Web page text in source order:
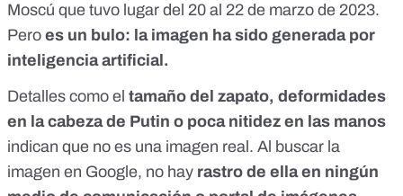
Moscú que tuvo lugar del 20 al 22 de marzo de 2023.
Pero es un bulo: la imagen ha sido generada por
inteligencia artificial.
Detalles como el tamaño del zapato, deformidades
en la cabeza de Putin o poca nitidez en las manos
indican que no es una imagen real. Al buscar la
imagen en Google, no hay rastro de ella en ningún